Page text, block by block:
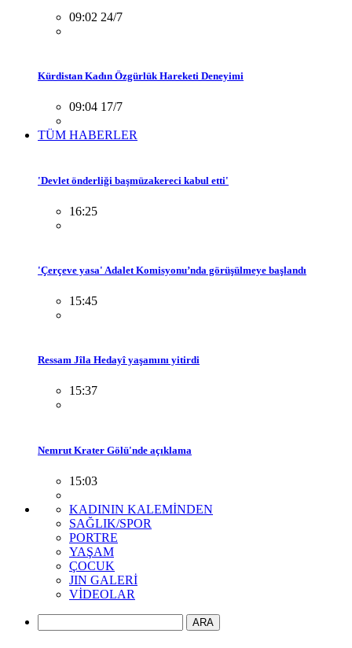
09:02 24/7
Kürdistan Kadın Özgürlük Hareketi Deneyimi
09:04 17/7
TÜM HABERLER
'Devlet önderliği başmüzakereci kabul etti'
16:25
'Çerçeve yasa' Adalet Komisyonu’nda görüşülmeye başlandı
15:45
Ressam Jîla Hedayî yaşamını yitirdi
15:37
Nemrut Krater Gölü'nde açıklama
15:03
KADININ KALEMİNDEN
SAĞLIK/SPOR
PORTRE
YAŞAM
ÇOCUK
JIN GALERİ
VİDEOLAR
ARA